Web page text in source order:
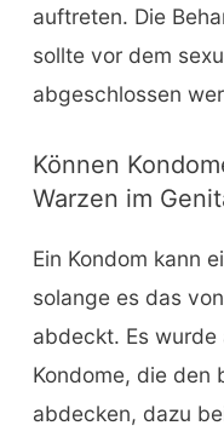
auftreten. Die
sollte vor dem
abgeschlossen
Können
Warzen im
Ein Kondom kann
solange es das
abdeckt. Es
Kondome, die den
abdecken, dazu